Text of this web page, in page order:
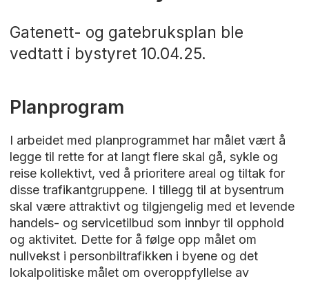
Gatenett- og gatebruksplan ble
vedtatt i bystyret 10.04.25.
Planprogram
I arbeidet med planprogrammet har målet vært å
legge til rette for at langt flere skal gå, sykle og
reise kollektivt, ved å prioritere areal og tiltak for
disse trafikantgruppene. I tillegg til at bysentrum
skal være attraktivt og tilgjengelig med et levende
handels- og servicetilbud som innbyr til opphold
og aktivitet. Dette for å følge opp målet om
nullvekst i personbiltrafikken i byene og det
lokalpolitiske målet om overoppfyllelse av